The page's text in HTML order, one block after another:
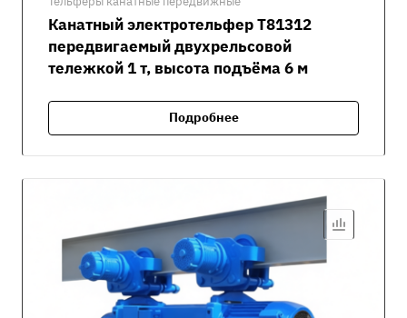
Канатный электротельфер Т81312
передвигаемый двухрельсовой
тележкой 1 т, высота подъёма 6 м
Подробнее